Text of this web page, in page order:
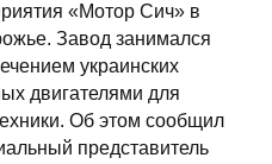
«Мотор Сич» в
Завод занимался
украинских
двигателями для
Об этом сообщил
представитель